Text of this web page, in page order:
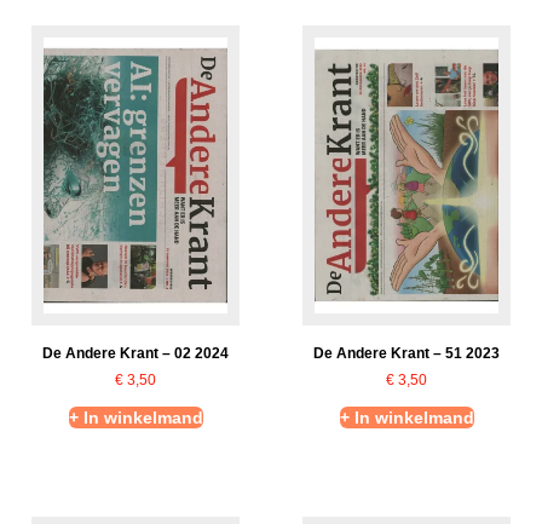
De Andere Krant – 02 2024
€ 3,50
+ In winkelmand
De Andere Krant – 51 2023
€ 3,50
+ In winkelmand